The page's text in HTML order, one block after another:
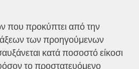
που προκύπτει από την
των προηγούμενων
κατά ποσοστό είκοσι
το προστατευόμενο